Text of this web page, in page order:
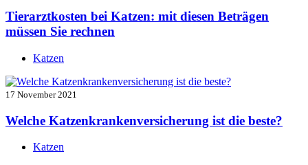
Tierarztkosten bei Katzen: mit diesen Beträgen
müssen Sie rechnen
Katzen
17 November 2021
Welche Katzenkrankenversicherung ist die beste?
Katzen